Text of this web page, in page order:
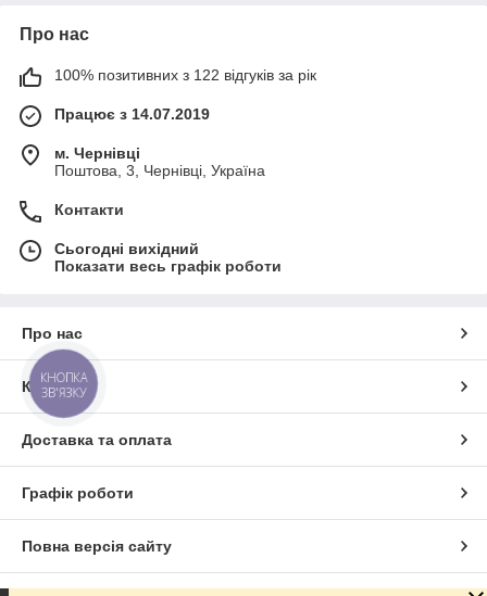
Про нас
100% позитивних з 122 відгуків за рік
Працює з 14.07.2019
м. Чернівці
Поштова, 3, Чернівці, Україна
Контакти
Сьогодні вихідний
Показати весь графік роботи
Про нас
Контакти
Доставка та оплата
Графік роботи
Повна версія сайту
КНОПКА
ЗВ'ЯЗКУ